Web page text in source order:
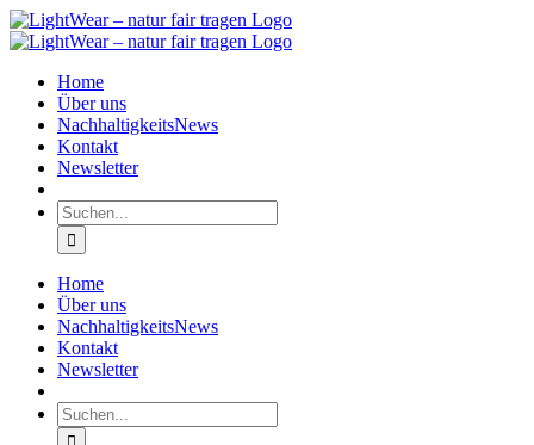
Zum
Inhalt
Home
Über uns
NachhaltigkeitsNews
Kontakt
Newsletter
Suche
nach:
Home
Über uns
NachhaltigkeitsNews
Kontakt
Newsletter
Suche
nach: